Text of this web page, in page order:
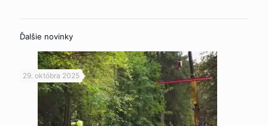
Ďalšie novinky
29. októbra 2025